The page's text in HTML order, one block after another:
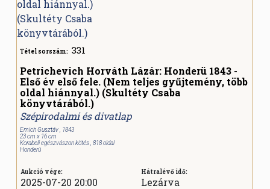
Tétel sorszám: 331
Petrichevich Horváth Lázár: Honderü 1843 -
Első év első fele. (Nem teljes gyűjtemény, több
oldal hiánnyal.) (Skultéty Csaba
könyvtárából.)
Szépirodalmi és divatlap
Emich Gusztáv , 1843
23 cm x 16 cm
Korabeli egészvászon kötés , 818 oldal
Honderü
Aukció vége:
2025-07-20 20:00
Hátralévő idő:
Lezárva